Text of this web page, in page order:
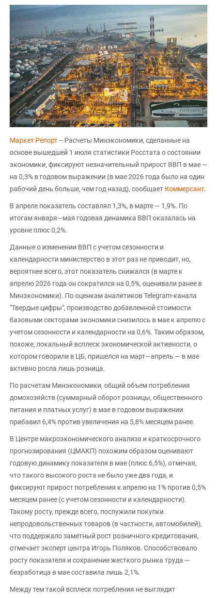
Маркет Репорт-- Расчеты Минэкономики, сделанные на
основе вышедшей 1 июля статистики Росстата о состоянии
экономики, фиксируют незначительный прирост ВВП в мае —
на 0,3% в годовом выражении (в мае 2026 года было на один
рабочий день больше, чем год назад), сообщает Коммерсант.
В апреле показатель составлял 1,3%, в марте — 1,9%. По
итогам января—мая годовая динамика ВВП оказалась на
уровне плюс 0,2%.
Данные о изменении ВВП с учетом сезонности и
календарности министерство в этот раз не приводит, но,
вероятнее всего, этот показатель снижался (в марте к
апрелю 2026 года он сократился на 0,5%, оценивали ранее в
Минэкономики). По оценкам аналитиков Telegram-канала
"Твердые цифры", производство добавленной стоимости
базовыми секторами экономики снизилось в мае к апрелю с
учетом сезонности и календарности на 0,6%. Таким образом,
похоже, локальный всплеск экономической активности, о
котором говорили в ЦБ, пришелся на март—апрель — в мае
активно росла лишь розница.
По расчетам Минэкономики, общий объем потребления
домохозяйств (суммарный оборот розницы, общественного
питания и платных услуг) в мае в годовом выражении
прибавил 6,4% против увеличения на 5,8% месяцем ранее.
В Центре макроэкономического анализа и краткосрочного
прогнозирования (ЦМАКП) похожим образом оценивают
годовую динамику показателя в мае (плюс 6,5%), отмечая,
что такого высокого роста не было уже два года, и
фиксируют прирост потребления к апрелю на 1% против 0,5%
месяцем ранее (с учетом сезонности и календарности).
Такому росту, прежде всего, послужили покупки
непродовольственных товаров (в частности, автомобилей),
что поддержало заметный рост розничного кредитования,
отмечает эксперт центра Игорь Поляков. Способствовало
росту показателя и сохранение жесткого рынка труда —
безработица в мае составила лишь 2,1%.
Между тем такой всплеск потребления не выглядит